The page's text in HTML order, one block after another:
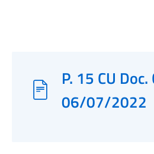
P. 15 CU
06/07/2022